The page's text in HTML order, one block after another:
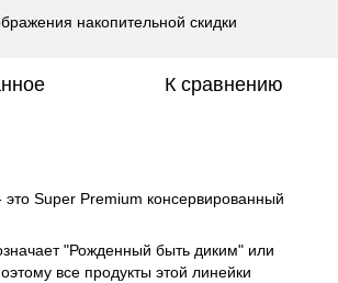
накопительной скидки
К сравнению
это Super Premium консервированный
"Рожденный быть диким" или
все продукты этой линейки